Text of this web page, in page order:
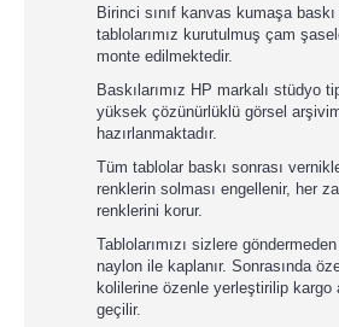
Birinci sınıf kanvas kumaşa baskı
tablolarımız kurutulmuş çam
monte edilmektedir.
Baskılarımız HP markalı stüdyo
yüksek çözünürlüklü görsel
hazırlanmaktadır.
Tüm tablolar baskı sonrası
renklerin solması engellenir, her
renklerini korur.
Tablolarımızı sizlere
naylon ile kaplanır. Sonrasında
kolilerine özenle yerleştirilip kargo
geçilir.